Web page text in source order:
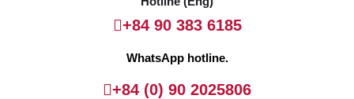
+84 90 383 6185
WhatsApp hotline.
+84 (0) 90 2025806